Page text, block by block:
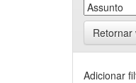
Retornar
Adicionar